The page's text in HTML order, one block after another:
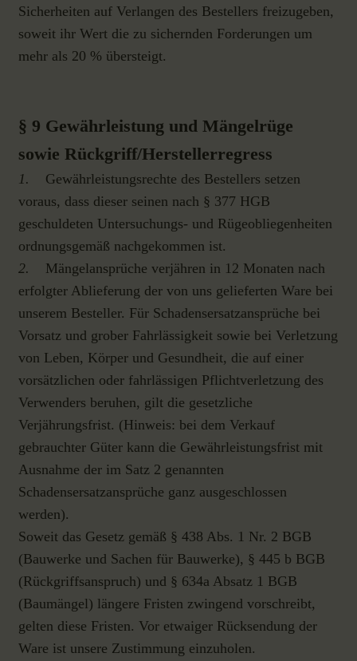
Sicherheiten auf Verlangen des Bestellers freizugeben,
soweit ihr Wert die zu sichernden Forderungen um
mehr als 20 % übersteigt.
§ 9 Gewährleistung und Mängelrüge
sowie Rückgriff/Herstellerregress
1. Gewährleistungsrechte des Bestellers setzen
voraus, dass dieser seinen nach § 377 HGB
geschuldeten Untersuchungs- und Rügeobliegenheiten
ordnungsgemäß nachgekommen ist.
2.
Mängelansprüche verjähren in 12 Monaten nach
erfolgter Ablieferung der von uns gelieferten Ware bei
unserem Besteller. Für Schadensersatzansprüche bei
Vorsatz und grober Fahrlässigkeit sowie bei Verletzung
von Leben, Körper und Gesundheit, die auf einer
vorsätzlichen oder fahrlässigen Pflichtverletzung des
Verwenders beruhen, gilt die gesetzliche
Verjährungsfrist. (Hinweis: bei dem Verkauf
gebrauchter Güter kann die Gewährleistungsfrist mit
Ausnahme der im Satz 2 genannten
Schadensersatzansprüche ganz ausgeschlossen
werden).
Soweit das Gesetz gemäß § 438 Abs. 1 Nr. 2 BGB
(Bauwerke und Sachen für Bauwerke), § 445 b BGB
(Rückgriffsanspruch) und § 634a Absatz 1 BGB
(Baumängel) längere Fristen zwingend vorschreibt,
gelten diese Fristen. Vor etwaiger Rücksendung der
Ware ist unsere Zustimmung einzuholen.